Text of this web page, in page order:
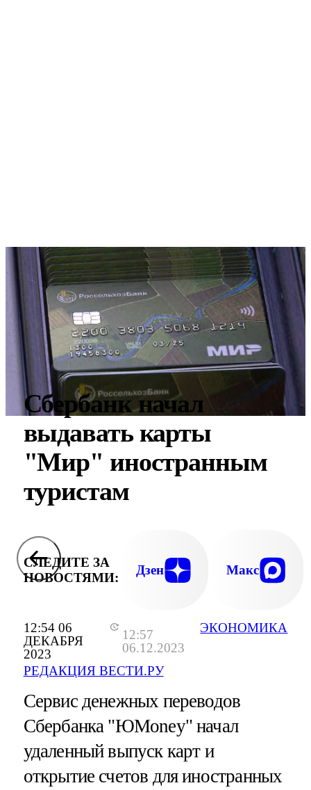
12:54 06
ДЕКАБРЯ
2023
12:57
06.12.2023
РЕДАКЦИЯ ВЕСТИ.РУ
ЭКОНОМИКА
Сбербанк начал
выдавать карты
"Мир" иностранным
туристам
СЛЕДИТЕ ЗА
НОВОСТЯМИ:
Дзен Макс
Сервис денежных переводов
Сбербанка "ЮMoney" начал
удаленный выпуск карт и
открытие счетов для иностранных